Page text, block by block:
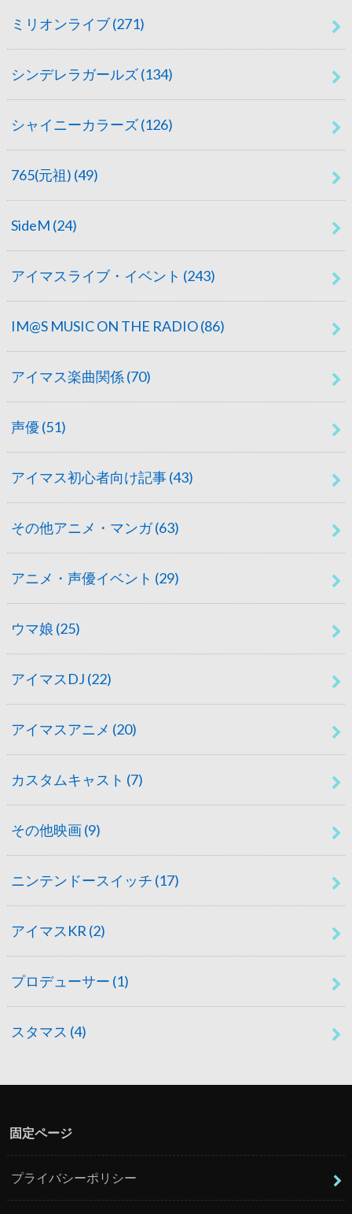
ミリオンライブ(271)
シンデレラガールズ(134)
シャイニーカラーズ(126)
765(元祖) (49)
SideM (24)
アイマスライブ・イベント (243)
IM@S MUSIC ON THE RADIO(86)
アイマス楽曲関係 (70)
声優 (51)
アイマス初心者向け記事(43)
その他アニメ・マンガ(63)
アニメ・声優イベント (29)
ウマ娘 (25)
アイマスDJ (22)
アイマスアニメ (20)
カスタムキャスト (7)
その他映画(9)
ニンテンドースイッチ (17)
アイマスKR (2)
プロデューサー (1)
スタマス (4)
固定ページ
プライバシーポリシー